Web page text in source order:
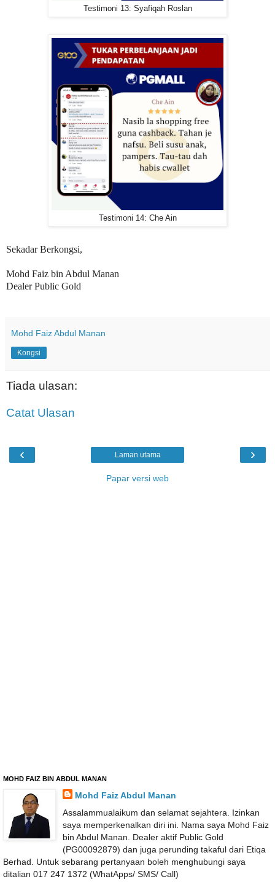
Testimoni 13: Syafiqah Roslan
Testimoni 14: Che Ain
Sekadar Berkongsi,
Mohd Faiz bin Abdul Manan
Dealer Public Gold
Mohd Faiz Abdul Manan
Kongsi
Tiada ulasan:
Catat Ulasan
‹ ›
Laman utama
Papar versi web
MOHD FAIZ BIN ABDUL MANAN
Mohd Faiz Abdul Manan
Assalammualaikum dan selamat sejahtera. Izinkan
saya memperkenalkan diri ini. Nama saya Mohd Faiz
bin Abdul Manan. Dealer aktif Public Gold
(PG00092879) dan juga perunding takaful dari Etiqa
Berhad. Untuk sebarang pertanyaan boleh menghubungi saya
ditalian 017 247 1372 (WhatApps/ SMS/ Call)